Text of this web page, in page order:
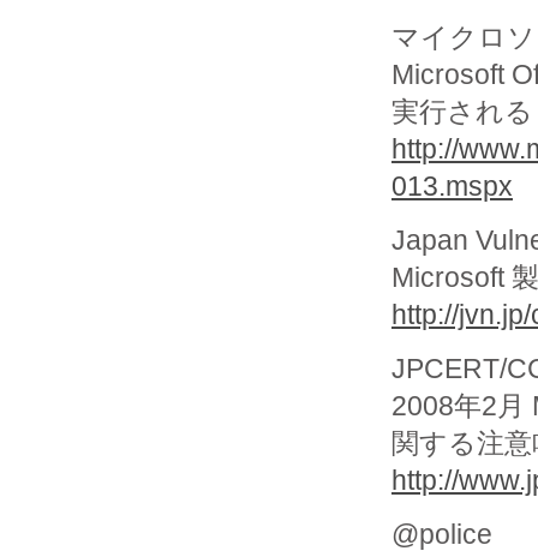
マイクロ
Microsoft
実行され
http://
013.mspx
Japan
Microsoft
http://
JPCERT/
2008年2月
関する注
http://
@police